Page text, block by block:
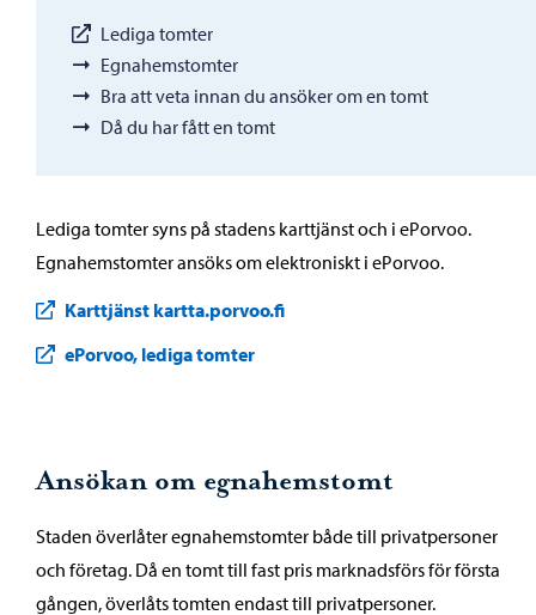
Lediga tomter
Egnahemstomter
Bra att veta innan du ansöker om en tomt
Då du har fått en tomt
Lediga tomter syns på stadens karttjänst och i ePorvoo.
Egnahemstomter ansöks om elektroniskt i ePorvoo.
Karttjänst kartta.porvoo.fi
ePorvoo, lediga tomter
Ansökan om egnahemstomt
Staden överlåter egnahemstomter både till privatpersoner
och företag. Då en tomt till fast pris marknadsförs för första
gången, överlåts tomten endast till privatpersoner.